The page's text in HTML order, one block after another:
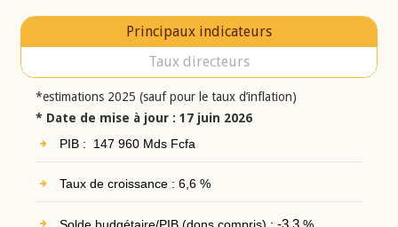
Principaux indicateurs
Taux directeurs
*estimations 2025 (sauf pour le taux d’inflation)
* Date de mise à jour : 17 juin 2026
PIB : 147 960 Mds Fcfa
Taux de croissance : 6,6 %